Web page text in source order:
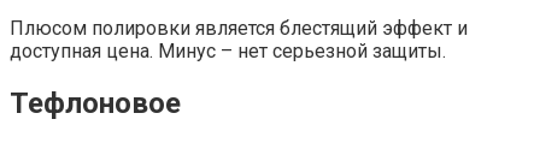
Плюсом полировки является блестящий эффект и
доступная цена. Минус – нет серьезной защиты.
Тефлоновое